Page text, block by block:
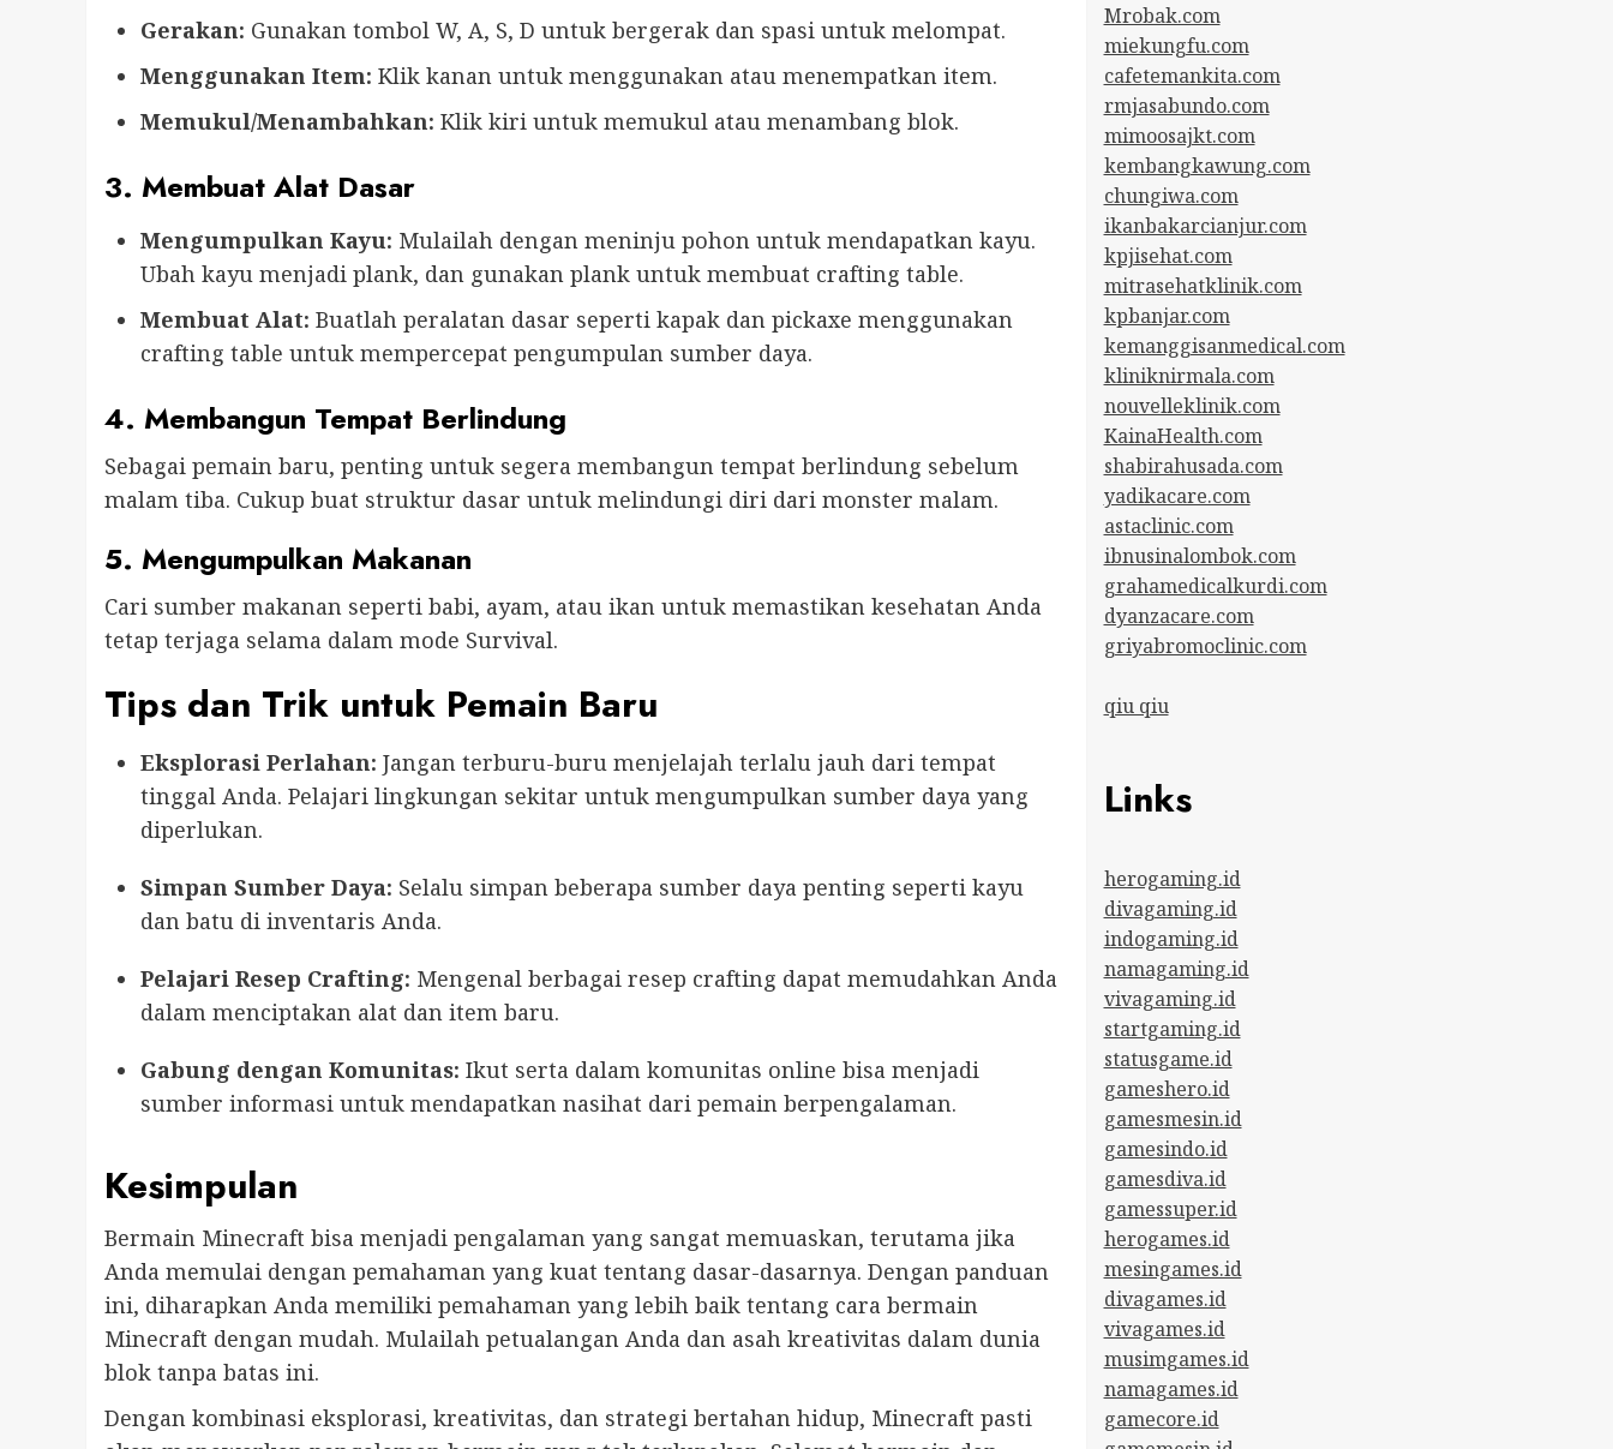
Gerakan: Gunakan tombol W, A, S, D untuk bergerak dan spasi untuk melompat.
Menggunakan Item: Klik kanan untuk menggunakan atau menempatkan item.
Memukul/Menambahkan: Klik kiri untuk memukul atau menambang blok.
3. Membuat Alat Dasar
Mengumpulkan Kayu: Mulailah dengan meninju pohon untuk mendapatkan kayu.
Ubah kayu menjadi plank, dan gunakan plank untuk membuat crafting table.
Membuat Alat: Buatlah peralatan dasar seperti kapak dan pickaxe menggunakan
crafting table untuk mempercepat pengumpulan sumber daya.
4. Membangun Tempat Berlindung
Sebagai pemain baru, penting untuk segera membangun tempat berlindung sebelum
malam tiba. Cukup buat struktur dasar untuk melindungi diri dari monster malam.
5. Mengumpulkan Makanan
Cari sumber makanan seperti babi, ayam, atau ikan untuk memastikan kesehatan Anda
tetap terjaga selama dalam mode Survival.
Tips dan Trik untuk Pemain Baru
Eksplorasi Perlahan: Jangan terburu-buru menjelajah terlalu jauh dari tempat
tinggal Anda. Pelajari lingkungan sekitar untuk mengumpulkan sumber daya yang
diperlukan.
Simpan Sumber Daya: Selalu simpan beberapa sumber daya penting seperti kayu
dan batu di inventaris Anda.
Pelajari Resep Crafting: Mengenal berbagai resep crafting dapat memudahkan Anda
dalam menciptakan alat dan item baru.
Gabung dengan Komunitas: Ikut serta dalam komunitas online bisa menjadi
sumber informasi untuk mendapatkan nasihat dari pemain berpengalaman.
Kesimpulan
Bermain Minecraft bisa menjadi pengalaman yang sangat memuaskan, terutama jika
Anda memulai dengan pemahaman yang kuat tentang dasar-dasarnya. Dengan panduan
ini, diharapkan Anda memiliki pemahaman yang lebih baik tentang cara bermain
Minecraft dengan mudah. Mulailah petualangan Anda dan asah kreativitas dalam dunia
blok tanpa batas ini.
Dengan kombinasi eksplorasi, kreativitas, dan strategi bertahan hidup, Minecraft pasti
Mrobak.com
miekungfu.com
cafetemankita.com
rmjasabundo.com
mimoosajkt.com
kembangkawung.com
chungiwa.com
ikanbakarcianjur.com
kpjisehat.com
mitrasehatklinik.com
kpbanjar.com
kemanggisanmedical.com
kliniknirmala.com
nouvelleklinik.com
KainaHealth.com
shabirahusada.com
yadikacare.com
astaclinic.com
ibnusinalombok.com
grahamedicalkurdi.com
dyanzacare.com
griyabromoclinic.com
qiu qiu
Links
herogaming.id
divagaming.id
indogaming.id
namagaming.id
vivagaming.id
startgaming.id
statusgame.id
gameshero.id
gamesmesin.id
gamesindo.id
gamesdiva.id
gamessuper.id
herogames.id
mesingames.id
divagames.id
vivagames.id
musimgames.id
namagames.id
gamecore.id